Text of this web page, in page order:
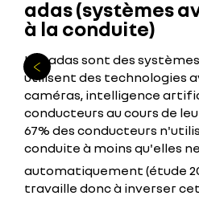
adas (systèmes
à la conduite)
Les adas sont des
utilisent des technologies
caméras, intelligence
conducteurs au cours de
67% des conducteurs
conduite à moins qu'elles
automatiquement (étude
travaille donc à inverser